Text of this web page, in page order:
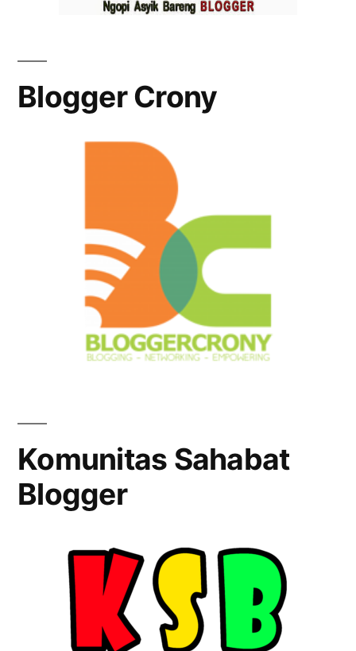
Blogger Crony
Komunitas Sahabat
Blogger